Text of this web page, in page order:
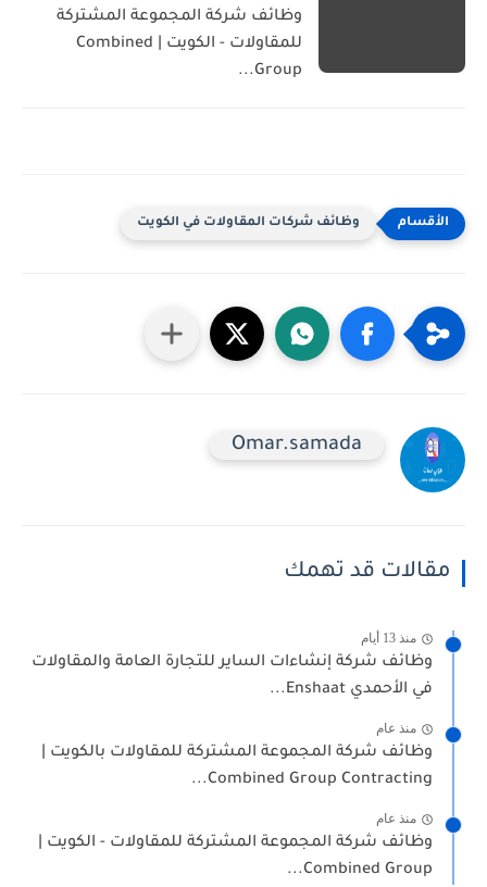
وظائف شركة المجموعة المشتركة
للمقاولات - الكويت | Combined
Group...
وظائف شركات المقاولات في الكويت
Omar.samada
مقالات قد تهمك
منذ 13 أيام
وظائف شركة إنشاءات الساير للتجارة العامة والمقاولات
في الأحمدي Enshaat...
منذ عام
وظائف شركة المجموعة المشتركة للمقاولات بالكويت |
Combined Group Contracting...
منذ عام
وظائف شركة المجموعة المشتركة للمقاولات - الكويت |
Combined Group...